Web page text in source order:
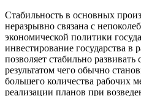
Стабильность в основных
неразрывно связана с
экономической политики
инвестирование государства в
позволяет стабильно
результатом чего обычно
большего количества рабочих
реализации планов при